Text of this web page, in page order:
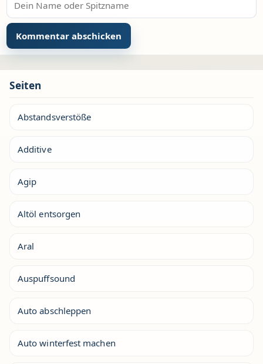
Seiten
Abstandsverstöße
Additive
Agip
Altöl entsorgen
Aral
Auspuffsound
Auto abschleppen
Auto winterfest machen